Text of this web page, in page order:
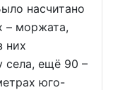
насчитано
– моржата,
них
села, ещё 90 –
юго-